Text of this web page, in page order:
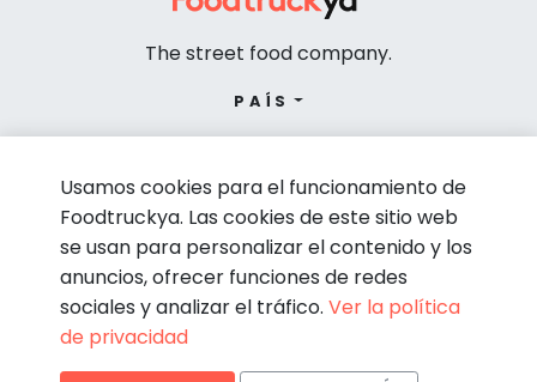
The street food company.
PAÍS
© Foodtruckya 2026
Usamos cookies para el funcionamiento de
Foodtruckya. Las cookies de este sitio web
se usan para personalizar el contenido y los
anuncios, ofrecer funciones de redes
sociales y analizar el tráfico. Ver la política
de privacidad